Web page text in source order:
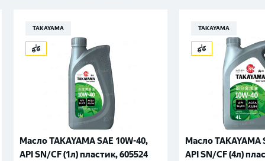
TAKAYAMA
Масло TAKAYAMA SAE 10W-40,
API SN/CF (1л) пластик, 605524
TAKAYAMA
Масло TAKAYAMA
API SN/CF (4л)